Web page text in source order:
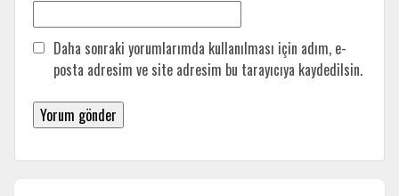
Daha sonraki yorumlarımda kullanılması için adım, e-
posta adresim ve site adresim bu tarayıcıya kaydedilsin.